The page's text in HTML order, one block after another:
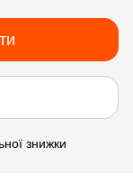
знижки